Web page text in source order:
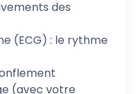
des
(ECG) : le rythme
(avec votre